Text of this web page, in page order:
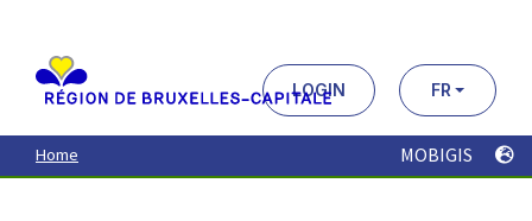
contenu
principal
LOGIN FR
Home MOBIGIS